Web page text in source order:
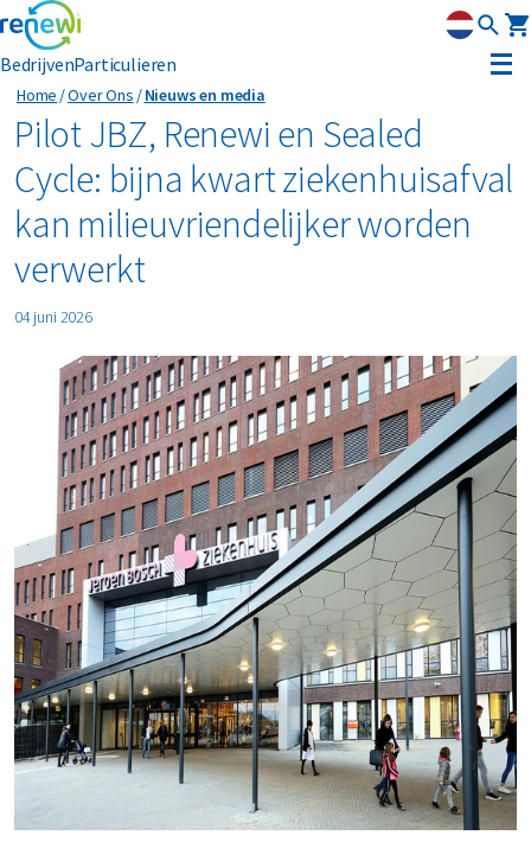
BedrijvenParticulieren
Strategie
Onze divisies
Innovatie
Duurzaamheid
Duurzaamheid
Leadership
Circular Reality Scan
Contact
MyRenewi
ons
Home Over Ons Nieuws en media
Pilot JBZ, Renewi en Sealed
Cycle: bijna kwart ziekenhuisafval
kan milieuvriendelijker worden
verwerkt
04 juni 2026